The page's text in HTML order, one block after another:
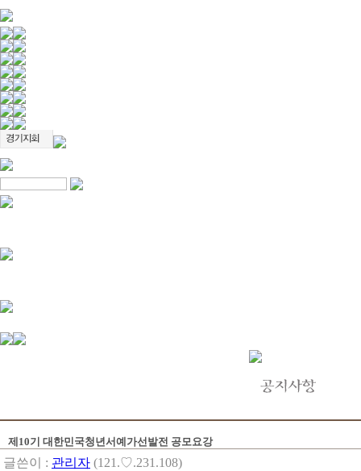
제10기 대한민국청년서예가선발전 공모요강
글쓴이 : 관리자 (121.♡.231.108)